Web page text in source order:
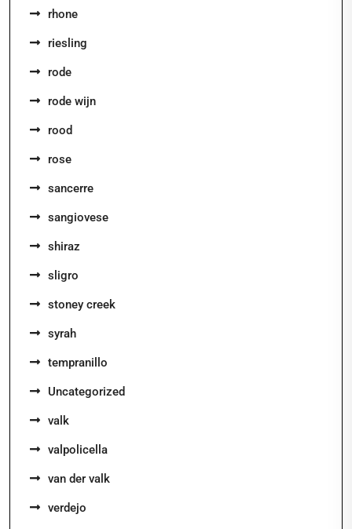
rhone
riesling
rode
rode wijn
rood
rose
sancerre
sangiovese
shiraz
sligro
stoney creek
syrah
tempranillo
Uncategorized
valk
valpolicella
van der valk
verdejo